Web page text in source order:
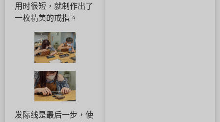
用时很短，就制作出了
一枚精美的戒指。
发际线是最后一步，使